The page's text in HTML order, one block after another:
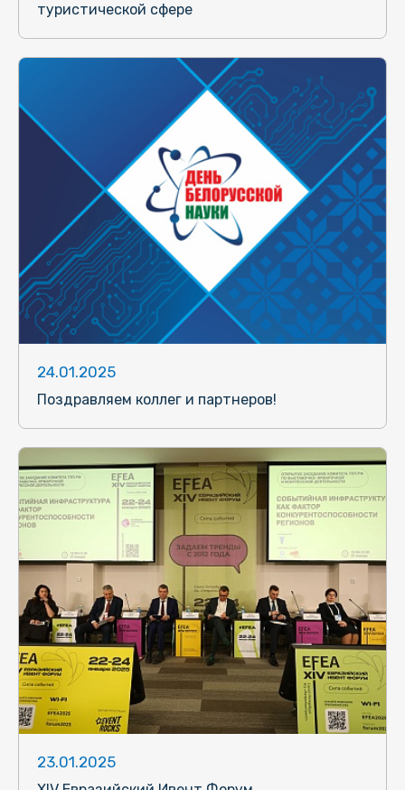
туристической сфере
24.01.2025
Поздравляем коллег и партнеров!
23.01.2025